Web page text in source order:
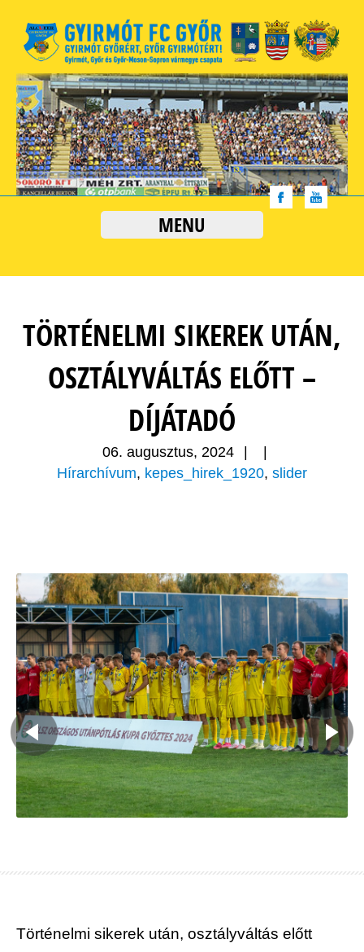
MENU
TÖRTÉNELMI SIKEREK UTÁN,
OSZTÁLYVÁLTÁS ELŐTT –
DÍJÁTADÓ
06. augusztus, 2024
Hírarchívum, kepes_hirek_1920, slider
Történelmi sikerek után, osztályváltás előtt